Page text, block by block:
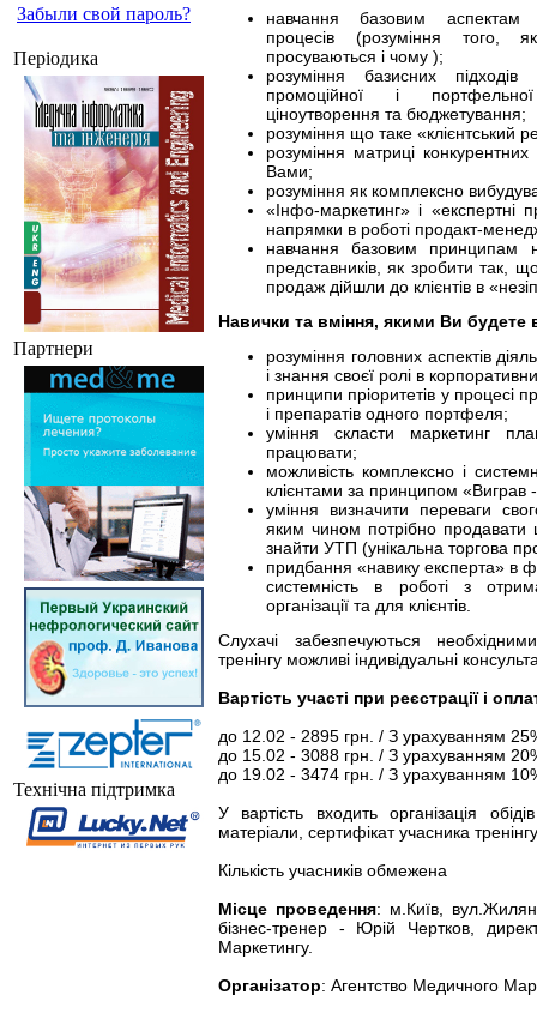
Забыли свой пароль?
Періодика
Партнери
Технічна підтримка
навчання базовим аспектам
процесів (розуміння того,
просуваються і чому );
розуміння базисних
промоційної і
ціноутворення та бюджетування;
розуміння що таке «клієнтський
розуміння матриці
Вами;
розуміння як комплексно
«Інфо-маркетинг» і «експертні
напрямки в роботі продакт-
навчання базовим принципам
представників, як зробити так,
продаж дійшли до клієнтів в
Навички та вміння, якими Ви будете
розуміння головних аспектів
і знання своєї ролі в
принципи пріоритетів у процесі
і препаратів одного портфеля;
уміння скласти маркетинг
працювати;
можливість комплексно і
клієнтами за принципом «Виграв
уміння визначити переваги
яким чином потрібно продавати
знайти УТП (унікальна торгова
придбання «навику експерта» в
системність в роботі з
організації та для клієнтів.
Слухачі забезпечуються
тренінгу можливі індивідуальні
Вартість участі при реєстрації і
до 12.02 - 2895 грн. / З урахуванням
до 15.02 - 3088 грн. / З урахуванням
до 19.02 - 3474 грн. / З урахуванням
У вартість входить організація
матеріали, сертифікат учасника
Кількість учасників обмежена
Місце проведення: м.Київ,
бізнес-тренер - Юрій Чертков,
Маркетингу.
Організатор: Агентство Медичного